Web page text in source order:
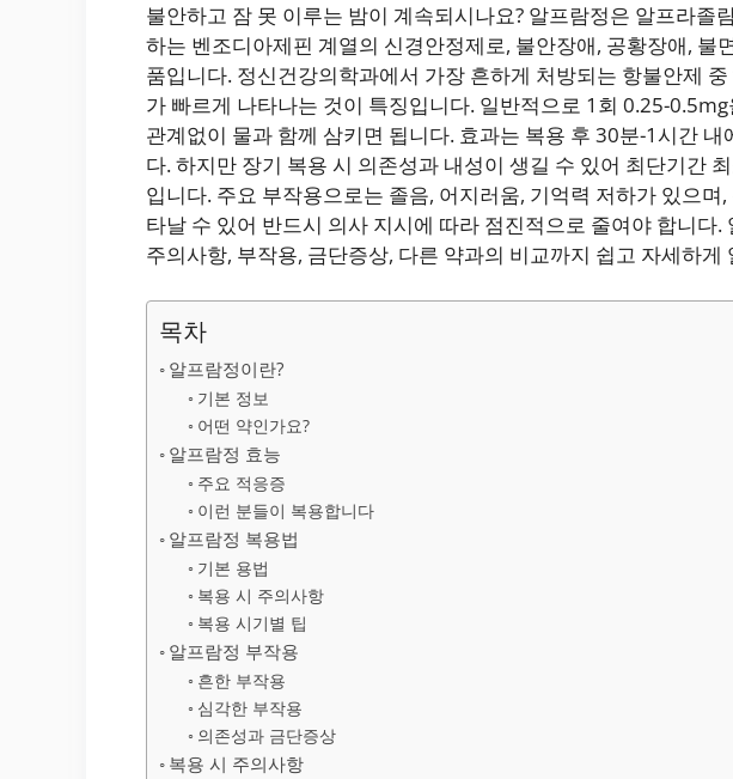
불안하고 잠 못 이루는 밤이 계속되시나요? 알프람정은 알프라졸
하는 벤조디아제핀 계열의 신경안정제로, 불안장애, 공황장애, 불
품입니다. 정신건강의학과에서 가장 흔하게 처방되는 항불안제
가 빠르게 나타나는 것이 특징입니다. 일반적으로 1회 0.25-
관계없이 물과 함께 삼키면 됩니다. 효과는 복용 후 30분-1시간
다. 하지만 장기 복용 시 의존성과 내성이 생길 수 있어 최단기간
입니다. 주요 부작용으로는 졸음, 어지러움, 기억력 저하가 있으
타날 수 있어 반드시 의사 지시에 따라 점진적으로 줄여야 합니다.
주의사항, 부작용, 금단증상, 다른 약과의 비교까지 쉽고 자세하게
목차
알프람정이란?
기본 정보
어떤 약인가요?
알프람정 효능
주요 적응증
이런 분들이 복용합니다
알프람정 복용법
기본 용법
복용 시 주의사항
복용 시기별 팁
알프람정 부작용
흔한 부작용
심각한 부작용
의존성과 금단증상
복용 시 주의사항